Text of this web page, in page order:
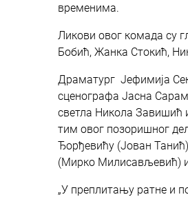
временима.
Ликови овог комада су
Бобић, Жанка Стокић,
Драматург Јефимија
сценографа Јасна
светла Никола Завишић
тим овог позоришног
Ђорђевићу (Јован
(Мирко Милисављевић)
„У преплитању ратне и